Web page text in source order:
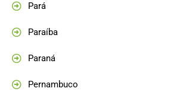
Pará
Paraíba
Paraná
Pernambuco